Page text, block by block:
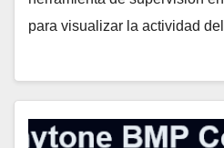
para visualizar la actividad